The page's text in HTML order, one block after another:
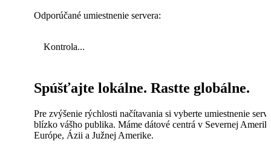
Odporúčané umiestnenie servera:
Kontrola...
Spúšťajte lokálne. Rastte globálne.
Pre zvýšenie rýchlosti načítavania si vyberte umiestnenie
blízko vášho publika. Máme dátové centrá v Severnej
Európe, Ázii a Južnej Amerike.